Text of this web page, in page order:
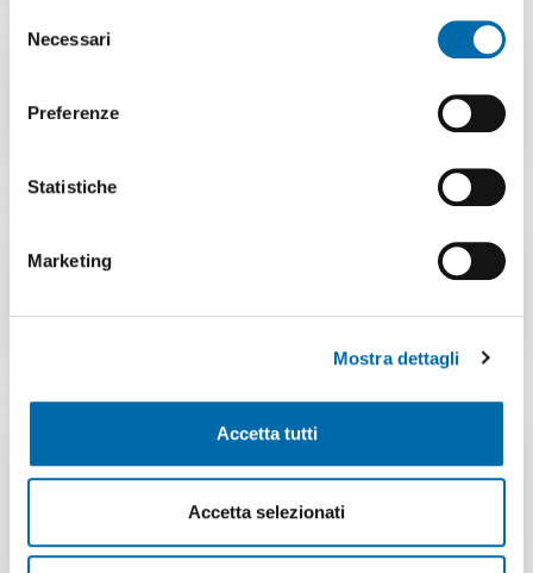
Puoi modificare in ogni momento le tue preferenze
per maggiori informazioni consulta la nostra
delNecessari
Preferenze
Statistiche
Marketing
Mostra dettagli
Accetta tutti
Accetta selezionati
AUT. CIAA
Decreto 53 del 2022 -
Regolamento sul traffico
Download file